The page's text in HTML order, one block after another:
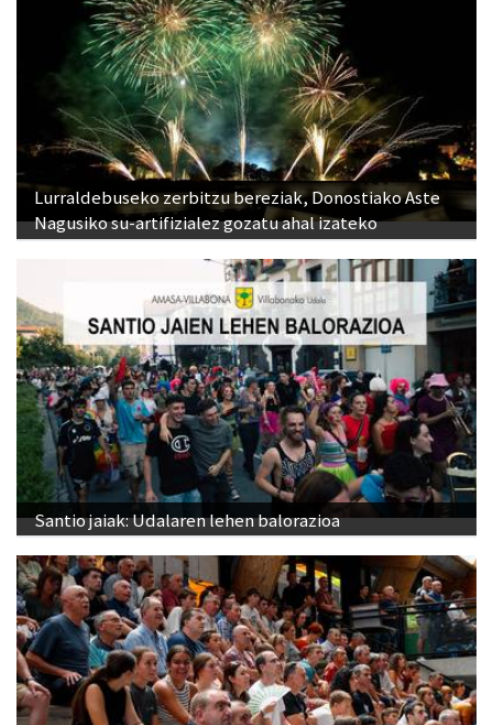
Lurraldebuseko zerbitzu bereziak, Donostiako Aste
Nagusiko su-artifizialez gozatu ahal izateko
Santio jaiak: Udalaren lehen balorazioa